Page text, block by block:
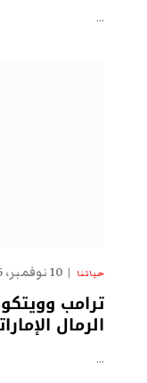
…
حياتنا 10 نوفمبر، 2025
ترامب
الرمال
…